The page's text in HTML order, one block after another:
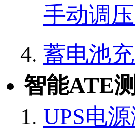
手动调
蓄电池
智能ATE
UPS电